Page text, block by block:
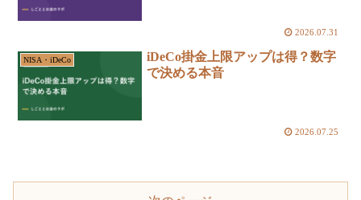
2026.07.31
NISA・iDeCo
iDeCo掛金上限アップは得？数字
で決める本音
2026.07.25